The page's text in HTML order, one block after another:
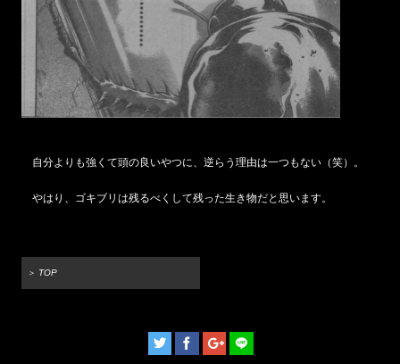
自分よりも強くて頭の良いやつに、逆らう理由は一つもない（笑）。
やはり、ゴキブリは残るべくして残った生き物だと思います。
＞ TOP